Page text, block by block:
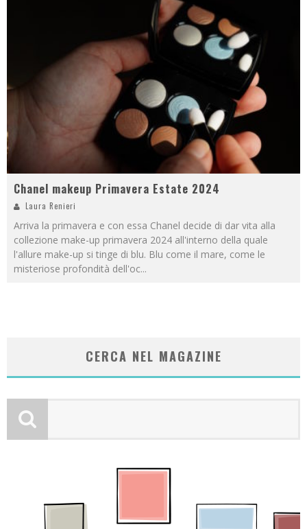
Chanel makeup Primavera Estate 2024
Laura Renieri
Arriva la primavera e con essa Chanel decide di dar vita alla
collezione make-up primavera 2024 all'interno della quale
l'allure make-up si tinge di blu. Blu come il mare, come le
misteriose profondità dell'oc...
CERCA NEL MAGAZINE